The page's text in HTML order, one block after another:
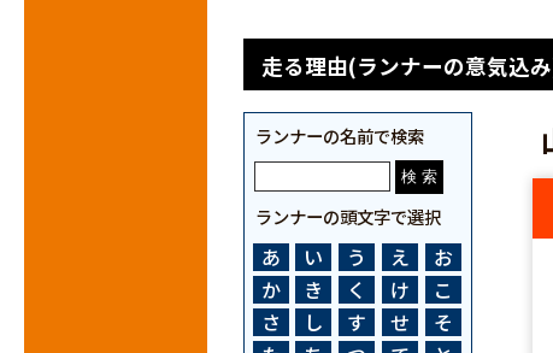
走る理由(ランナーの意気込
ランナーの名前で検索
ランナーの頭文字で選択
あ い う え
お
か
き く け
こ
さ
し す せ
そ